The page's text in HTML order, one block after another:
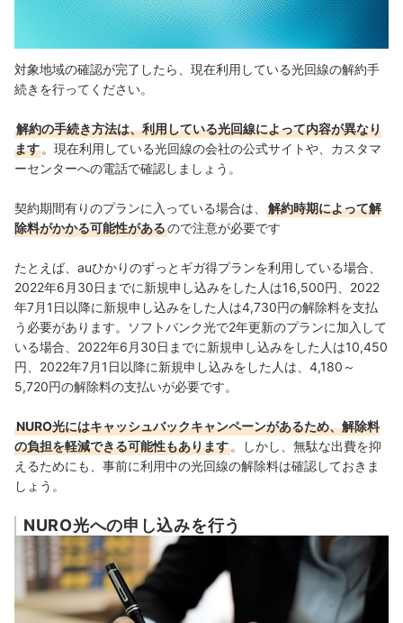
対象地域の確認が完了したら、現在利用している光回線の解約手
続きを行ってください。
解約の手続き方法は、利用している光回線によって内容が異なり
ます 。現在利用している光回線の会社の公式サイトや、カスタマ
ーセンターへの電話で確認しましょう。
契約期間有りのプランに入っている場合は、
解約時期によって解
除料がかかる可能性があるので注意が必要です
たとえば、auひかりのずっとギガ得プランを利用している場合、
2022年6月30日までに新規申し込みをした人は16,500円、2022
年7月1日以降に新規申し込みをした人は4,730円の解除料を支払
う必要があります。
ソフトバンク光で2年更新のプランに加入して
いる場合、2022年6月30日までに新規申し込みをした人は10,450
円、2022年7月1日以降に新規申し込みをした人は、4,180～
5,720円の解除料の支払いが必要です。
NURO光にはキャッシュバックキャンペーンがあるため、解除料
の負担を軽減できる可能性もあります 。しかし、無駄な出費を抑
えるためにも、事前に利用中の光回線の解除料は確認しておきま
しょう。
NURO光への申し込みを行う